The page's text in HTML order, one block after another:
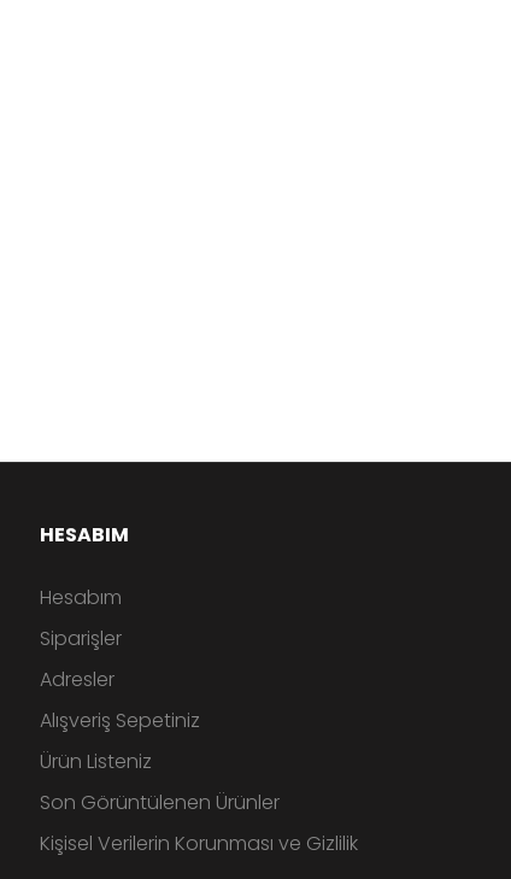
HESABIM
Hesabım
Siparişler
Adresler
Alışveriş Sepetiniz
Ürün Listeniz
Son Görüntülenen Ürünler
Kişisel Verilerin Korunması ve Gizlilik